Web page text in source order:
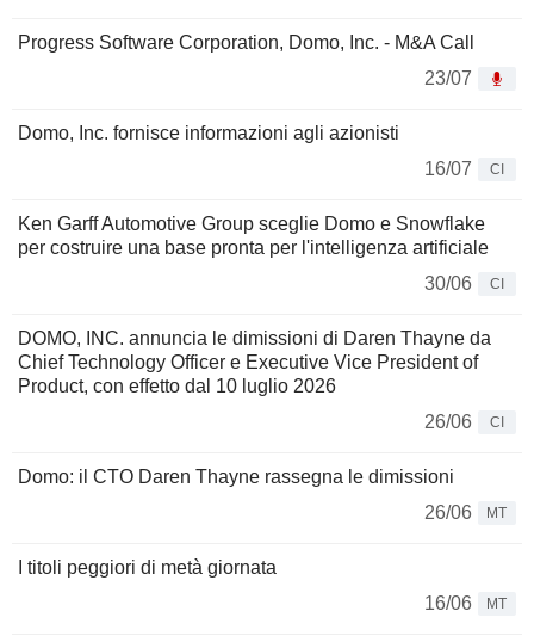
Progress Software Corporation, Domo, Inc. - M&A Call
23/07
Domo, Inc. fornisce informazioni agli azionisti
16/07
CI
Ken Garff Automotive Group sceglie Domo e Snowflake
per costruire una base pronta per l'intelligenza artificiale
30/06
CI
DOMO, INC. annuncia le dimissioni di Daren Thayne da
Chief Technology Officer e Executive Vice President of
Product, con effetto dal 10 luglio 2026
26/06
CI
Domo: il CTO Daren Thayne rassegna le dimissioni
26/06
MT
I titoli peggiori di metà giornata
16/06
MT